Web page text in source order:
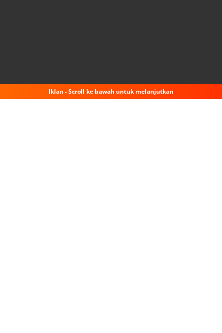
Iklan - Scroll ke bawah untuk melanjutkan